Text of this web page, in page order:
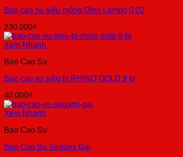
Bao cao su siêu mỏng Oleo Lampo 0.02
230.000₫
Xem Nhanh
Bao Cao Su
Bao cao su siêu bi RHINO GOLD 9 bi
40.000₫
Xem Nhanh
Bao Cao Su
Bao Cao Su Sagami Gai